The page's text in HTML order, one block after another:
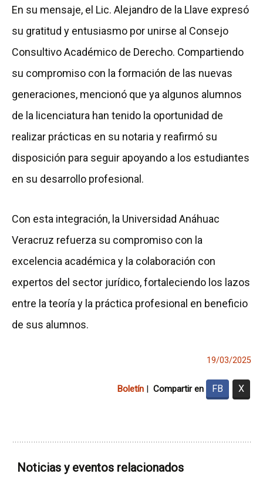
En su mensaje, el Lic. Alejandro de la Llave expresó
su gratitud y entusiasmo por unirse al Consejo
Consultivo Académico de Derecho. Compartiendo
su compromiso con la formación de las nuevas
generaciones, mencionó que ya algunos alumnos
de la licenciatura han tenido la oportunidad de
realizar prácticas en su notaria y reafirmó su
disposición para seguir apoyando a los estudiantes
en su desarrollo profesional.
Con esta integración, la Universidad Anáhuac
Veracruz refuerza su compromiso con la
excelencia académica y la colaboración con
expertos del sector jurídico, fortaleciendo los lazos
entre la teoría y la práctica profesional en beneficio
de sus alumnos.
19/03/2025
Boletín | Compartir en FB X
Noticias y eventos relacionados